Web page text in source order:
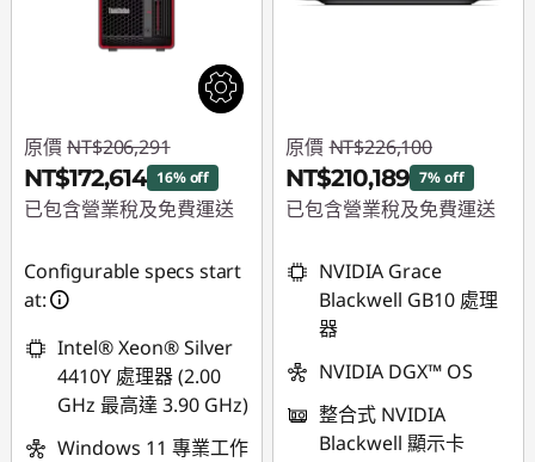
原價 NT$206,291
NT$172,614 16% off
已包含營業稅及免費運送
NT$33,677
Configurable specs start
at:
Intel® Xeon® Silver
4410Y 處理器 (2.00
GHz 最高達 3.90 GHz)
Windows 11 專業工作
原價 NT$226,100
NT$210,189 7% off
已包含營業稅及免費運送
NT$15,911
NVIDIA Grace
Blackwell GB10 處理
器
NVIDIA DGX™ OS
整合式 NVIDIA
Blackwell 顯示卡